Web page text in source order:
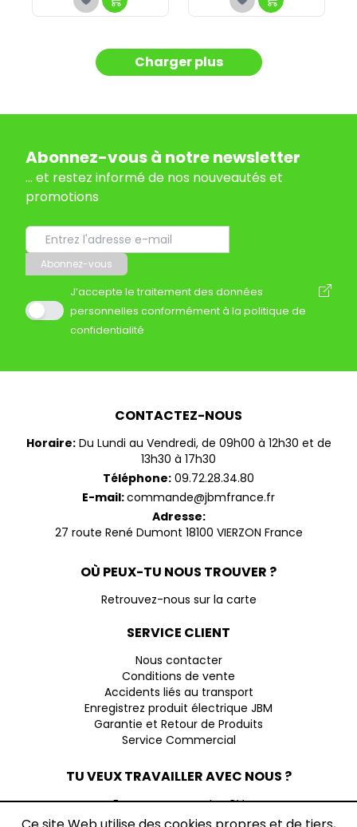
Charger plus
Abonnez-vous à notre newsletter
... et restez informé de nos nouveautés et
promotions
Abonnez-vous
J’accepte le traitement des données
personnelles conformément à la politique de
confidentialité
CONTACTEZ-NOUS
Horaire:Du Lundi au Vendredi, de 09h00 à 12h30 et de
13h30 à 17h30
Téléphone: 09.72.28.34.80
E-mail:commande@jbmfrance.fr
Adresse:
27 route René Dumont 18100 VIERZON France
OÙ PEUX-TU NOUS TROUVER ?
Retrouvez-nous sur la carte
SERVICE CLIENT
Nous contacter
Conditions de vente
Accidents liés au transport
Enregistrez produit électrique JBM
Garantie et Retour de Produits
Service Commercial
TU VEUX TRAVAILLER AVEC NOUS ?
Envoyez-nous votre CV